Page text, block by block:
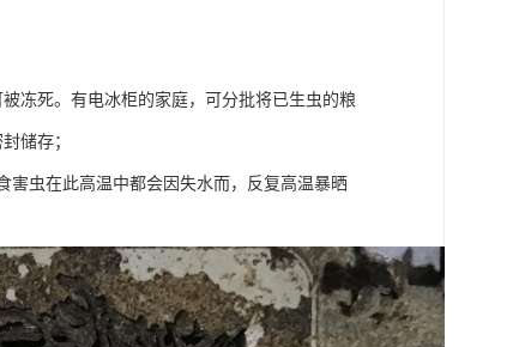
冻死。有电冰柜的家庭，可分批将已生虫的粮
储存；
害虫在此高温中都会因失水而，反复高温暴晒